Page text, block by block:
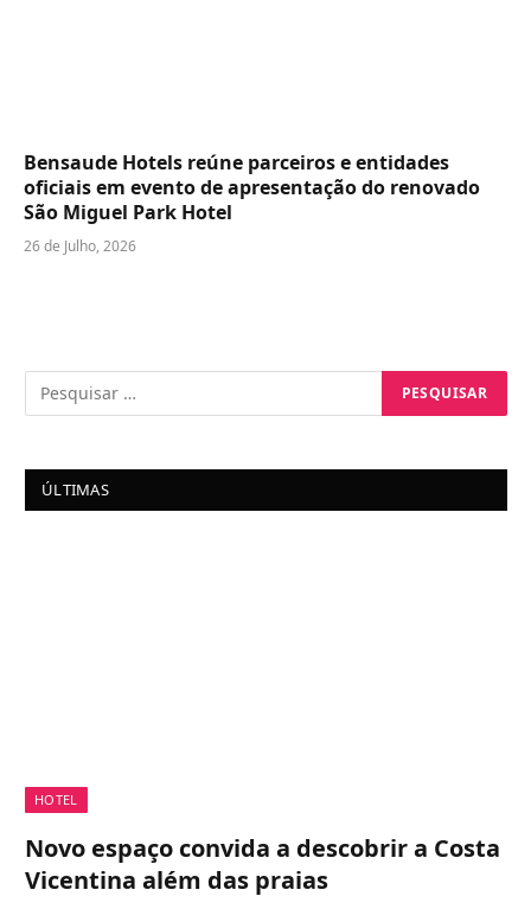
Bensaude Hotels reúne parceiros e entidades
oficiais em evento de apresentação do renovado
São Miguel Park Hotel
26 de Julho, 2026
ÚLTIMAS
HOTEL
Novo espaço convida a descobrir a Costa
Vicentina além das praias